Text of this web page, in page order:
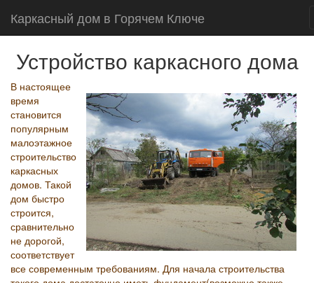
Каркасный дом в Горячем Ключе
Устройство каркасного дома
В настоящее
время
становится
популярным
малоэтажное
строительство
каркасных
домов. Такой
дом быстро
строится,
сравнительно
не дорогой,
соответствует
все современным требованиям. Для начала строительства